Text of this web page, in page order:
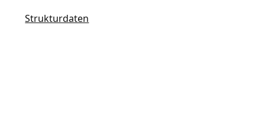
Strukturdaten